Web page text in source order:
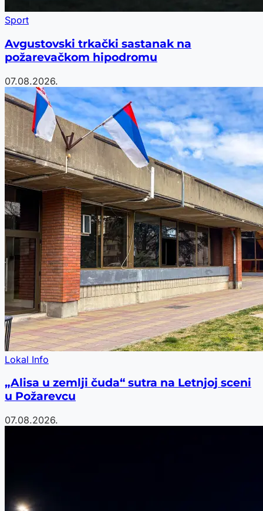
Sport
Avgustovski trkački sastanak na
požarevačkom hipodromu
07.08.2026.
Lokal Info
„Alisa u zemlji čuda“ sutra na Letnjoj sceni
u Požarevcu
07.08.2026.